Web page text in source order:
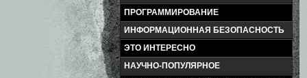
ПРОГРАММИРОВАНИЕ
ИНФОРМАЦИОННАЯ БЕЗОПАСНОСТЬ
ЭТО ИНТЕРЕСНО
НАУЧНО-ПОПУЛЯРНОЕ